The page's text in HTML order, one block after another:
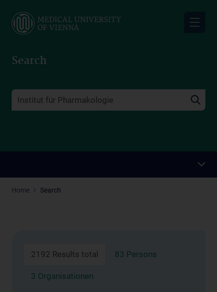
main
Search
Home Search
2192 Results total 83 Persons
3 Organisationen